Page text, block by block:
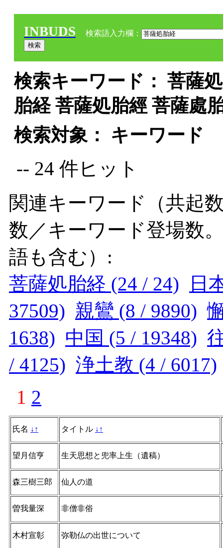
INBUDS 検索語入力欄：
検索キーワード： 菩薩
胎経 菩薩処胎經 菩薩處
検索対象： キーワード
-- 24 件ヒット
関連キーワード（共起
数／キーワード登場数
語も含む）:
菩薩処胎経 (24 / 24)
日
37509) 親鸞 (8 / 9890)
1638) 中国 (5 / 19348)
/ 4125) 浄土教 (4 / 6017)
1 2
氏名 ↓ ↑ タイトル ↓ ↑
望月信亨 生天思想と兜率上生（遺稿）
森三樹三郎 仙人の道
曽我量深 非僧非俗
木村宣彰 弥勒仏の出世について